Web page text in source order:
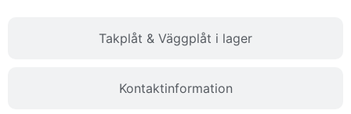
Takplåt & Väggplåt i lager
Kontaktinformation